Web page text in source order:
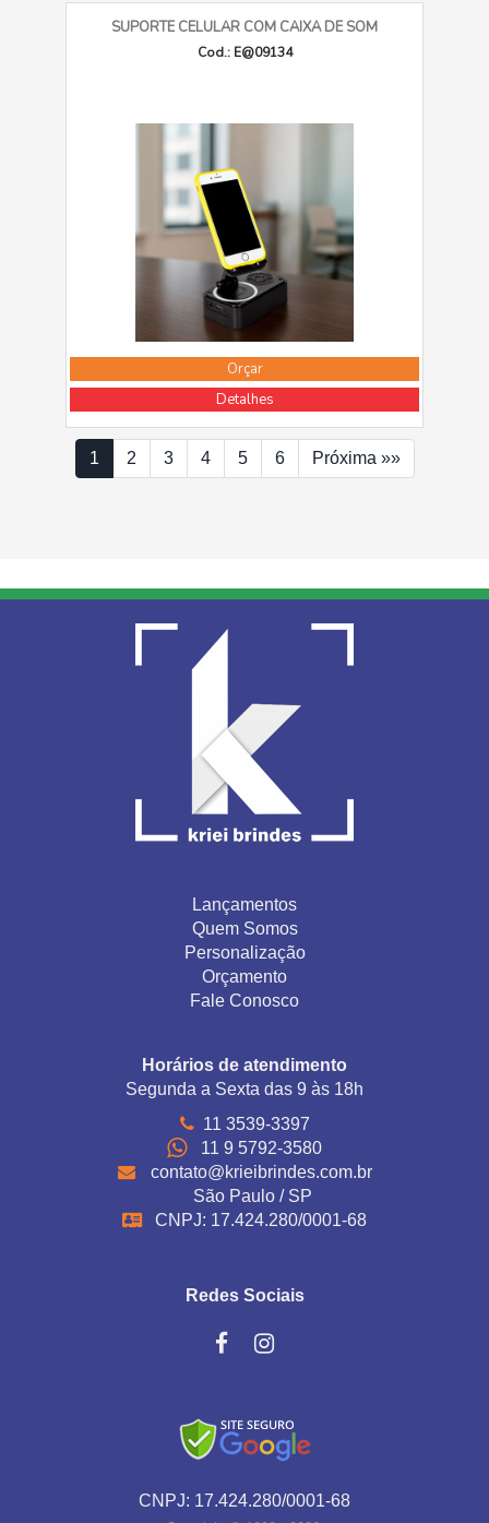
SUPORTE CELULAR COM CAIXA DE SOM
Cod.: E@09134
Orçar
Detalhes
1 2 3 4 5 6 Próxima »»
Lançamentos
Quem Somos
Personalização
Orçamento
Fale Conosco
Horários de atendimento
Segunda a Sexta das 9 às 18h
11 3539-3397
11 9 5792-3580
contato@krieibrindes.com.br
São Paulo / SP
CNPJ: 17.424.280/0001-68
Redes Sociais
CNPJ: 17.424.280/0001-68